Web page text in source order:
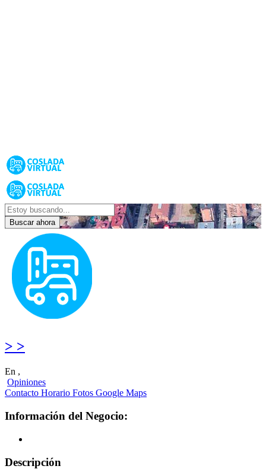
Buscar ahora
> >
En ,
Opiniones
Contacto Horario Fotos Google Maps
Información del Negocio:
Descripción